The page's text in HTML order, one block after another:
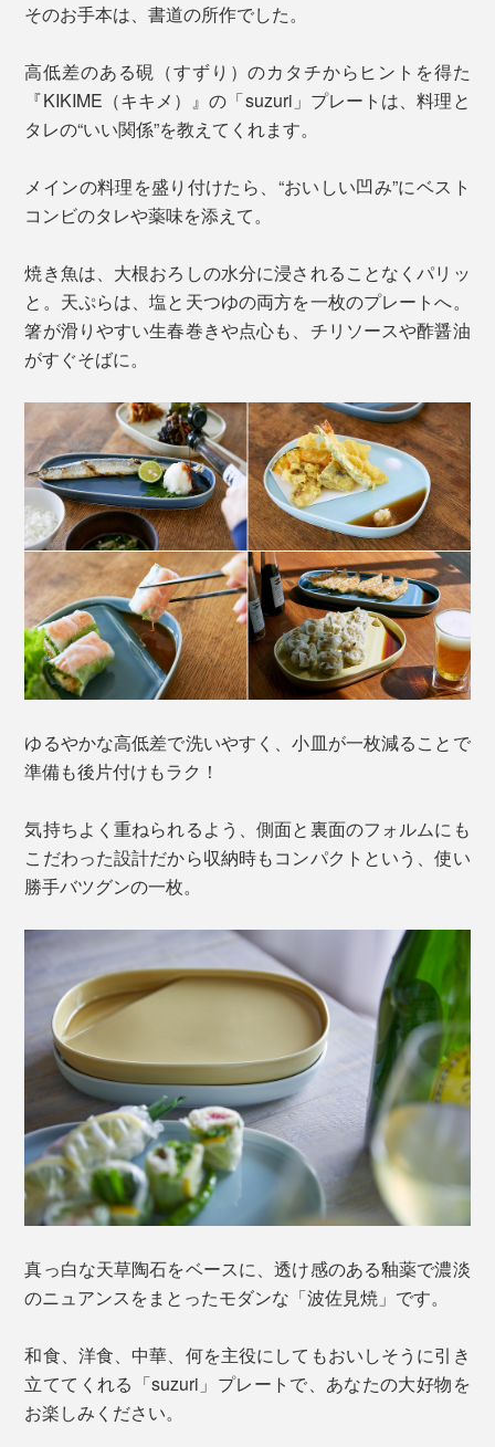
そのお手本は、書道の所作でした。
高低差のある硯（すずり）のカタチからヒントを得た
『KIKIME（キキメ）』の「suzuri」プレートは、料理と
タレの“いい関係”を教えてくれます。
メインの料理を盛り付けたら、“おいしい凹み”にベスト
コンビのタレや薬味を添えて。
焼き魚は、大根おろしの水分に浸されることなくパリッ
と。天ぷらは、塩と天つゆの両方を一枚のプレートへ。
箸が滑りやすい生春巻きや点心も、チリソースや酢醤油
がすぐそばに。
ゆるやかな高低差で洗いやすく、小皿が一枚減ることで
準備も後片付けもラク！
気持ちよく重ねられるよう、側面と裏面のフォルムにも
こだわった設計だから収納時もコンパクトという、使い
勝手バツグンの一枚。
真っ白な天草陶石をベースに、透け感のある釉薬で濃淡
のニュアンスをまとったモダンな「波佐見焼」です。
和食、洋食、中華、何を主役にしてもおいしそうに引き
立ててくれる「suzuri」プレートで、あなたの大好物を
お楽しみください。